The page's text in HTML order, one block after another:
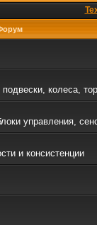
колеса,
управления,
и консистенции